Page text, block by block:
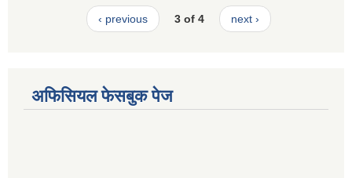
‹ previous 3 of 4 next ›
अफिसियल फेसबुक पेज